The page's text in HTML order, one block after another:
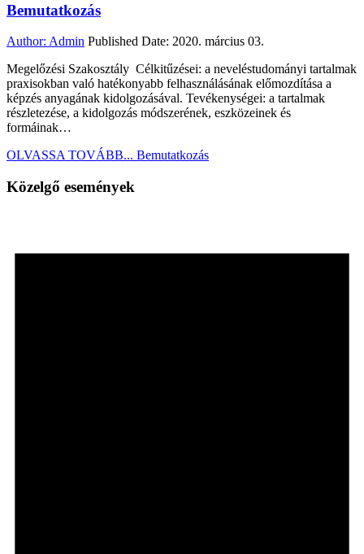
Bemutatkozás
Author: Admin Published Date: 2020. március 03.
Megelőzési Szakosztály Célkitűzései: a neveléstudományi tartalmak
praxisokban való hatékonyabb felhasználásának előmozdítása a
képzés anyagának kidolgozásával. Tevékenységei: a tartalmak
részletezése, a kidolgozás módszerének, eszközeinek és
formáinak…
OLVASSA TOVÁBB... Bemutatkozás
Közelgő események